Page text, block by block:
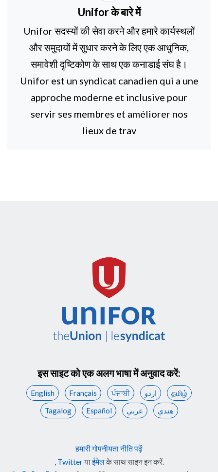
Uniforके बारे में
Unifor सदस्यों की सेवा करने और हमारे कार्यस्थलों
और समुदायों में सुधार करने के लिए एक आधुनिक,
समावेशी दृष्टिकोण के साथ एक कनाडाई संघ है।
Unifor est un syndicat canadien qui a une
approche moderne et inclusive pour
servir ses membres et améliorer nos
lieux de trav
इस साइट को एक अलग भाषा में अनुवाद करें:
English Français ਪੰਜਾਬੀ اردو
தமிழ்
Tagalog
Español عربي هندي
हमारी गोपनीयता नीति पढ़ें
, Twitterयाईमेलके साथ साइन इन करें.